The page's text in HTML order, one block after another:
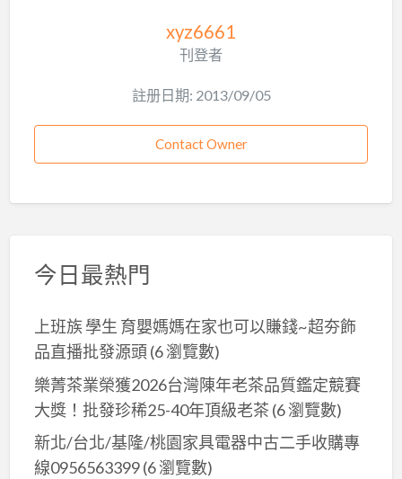
xyz6661
刊登者
註册日期: 2013/09/05
Contact Owner
今日最熱門
上班族 學生 育嬰媽媽在家也可以賺錢~超夯飾
品直播批發源頭(6 瀏覽數)
樂菁茶業榮獲2026台灣陳年老茶品質鑑定競賽
大獎！批發珍稀25-40年頂級老茶 (6 瀏覽數)
新北/台北/基隆/桃園家具電器中古二手收購專
線0956563399(6 瀏覽數)